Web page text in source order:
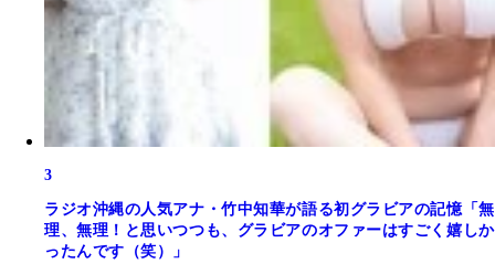
3
ラジオ沖縄の人気アナ・竹中知華が語る初グラビアの記憶「無
理、無理！と思いつつも、グラビアのオファーはすごく嬉しか
ったんです（笑）」